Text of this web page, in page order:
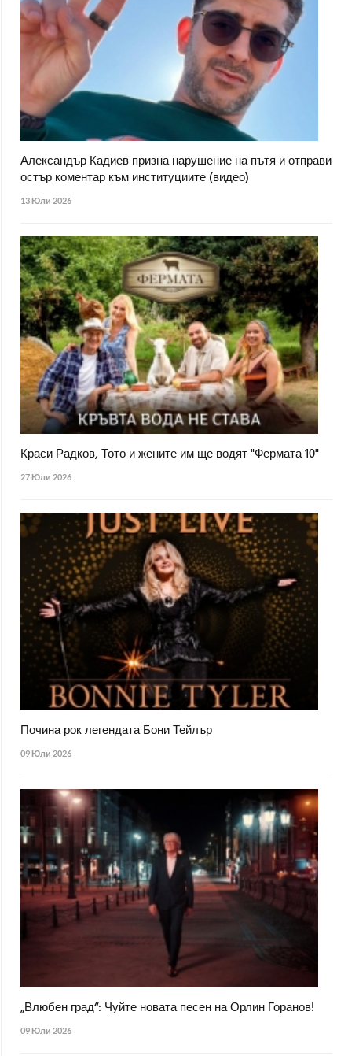
Александър Кадиев призна нарушение на пътя и отправи
остър коментар към институциите (видео)
13 Юли 2026
Краси Радков, Тото и жените им ще водят "Фермата 10"
27 Юли 2026
Почина рок легендата Бони Тейлър
09 Юли 2026
„Влюбен град“: Чуйте новата песен на Орлин Горанов!
09 Юли 2026